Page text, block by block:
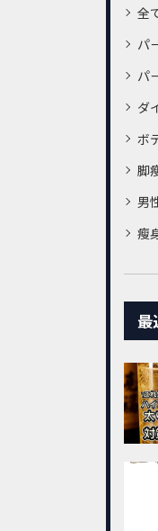
全
パ
パ
ダ
ボ
脚
男
瘦
最